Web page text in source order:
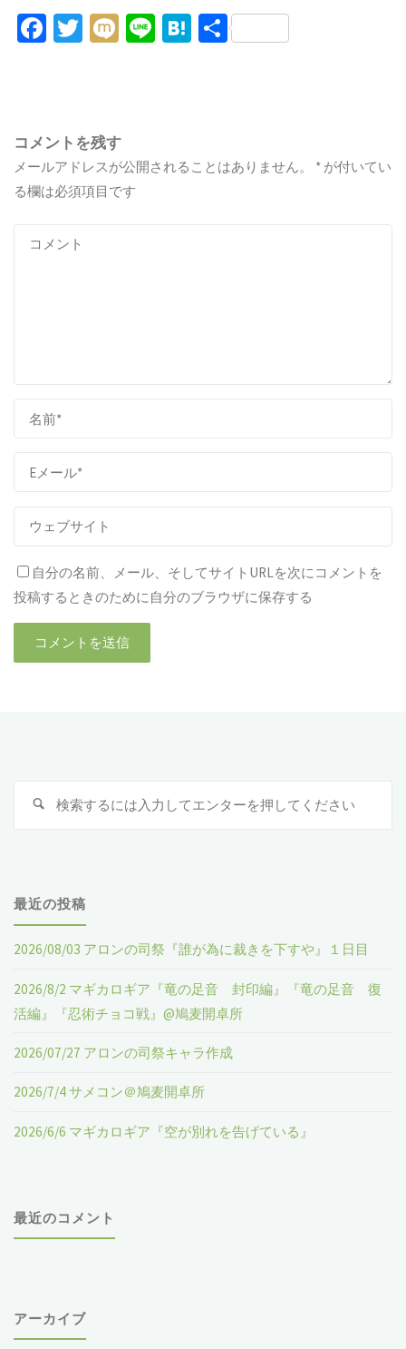
Fa
o
k
T
Mi Li H 共
コメントを残す
メールアドレスが公開されることはありません。 * が付いてい
る欄は必須項目です
自分の名前、メール、そしてサイトURLを次にコメントを
投稿するときのために自分のブラウザに保存する
検
最近の投稿
2026/08/03 アロンの司祭『誰が為に裁きを下すや』１日目
2026/8/2 マギカロギア『竜の足音 封印編』『竜の足音 復
活編』『忍術チョコ戦』@鳩麦開卓所
2026/07/27 アロンの司祭キャラ作成
2026/7/4 サメコン＠鳩麦開卓所
2026/6/6 マギカロギア『空が別れを告げている』
最近のコメント
アーカイブ